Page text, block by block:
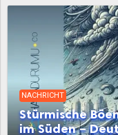
Barby
Biederitz
Blankenburg
Calbe
NACHRICHT
Stürmische
im Süden –